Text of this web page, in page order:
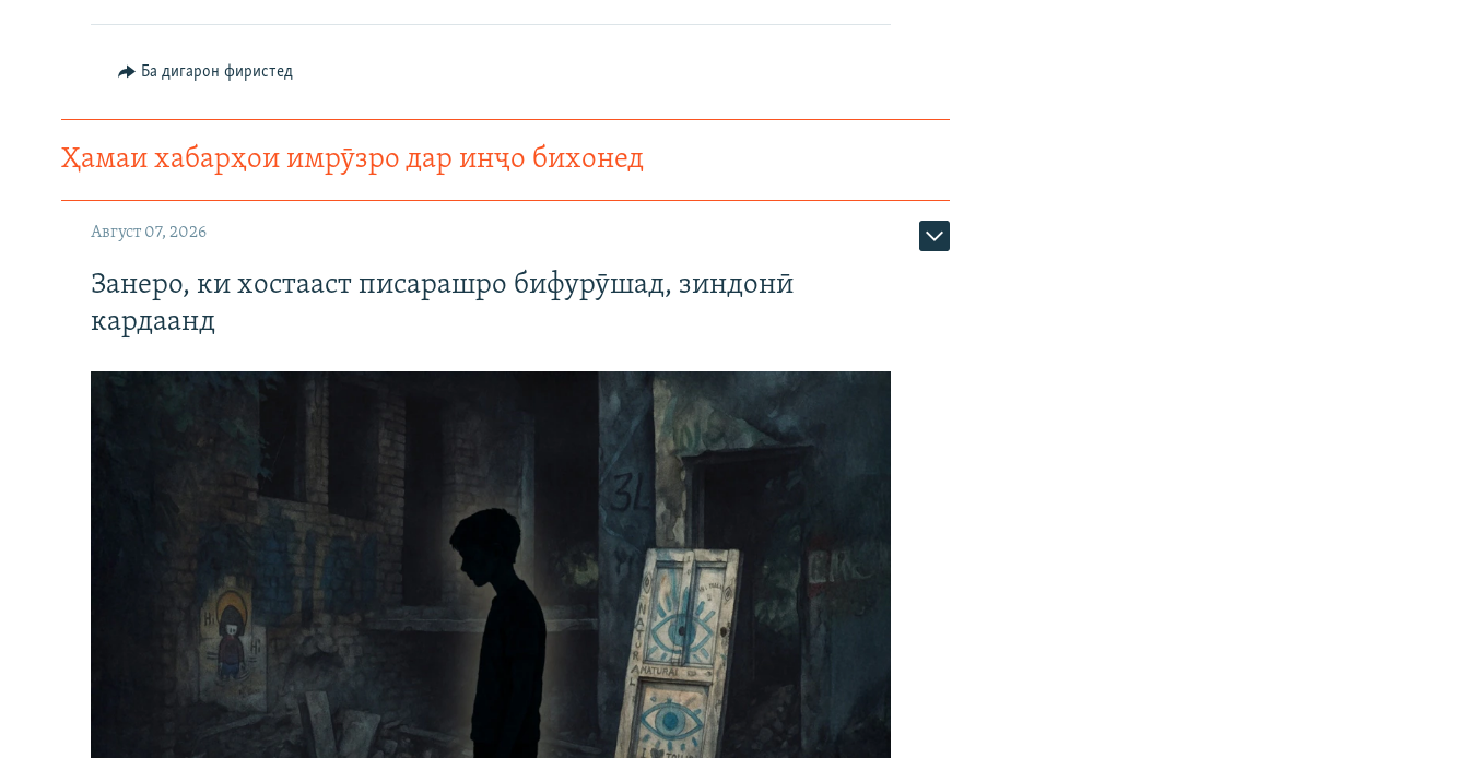
Ба дигарон фиристед
Ҳамаи хабарҳои имрӯзро дар инҷо бихонед
Август 07, 2026
Занеро, ки хостааст писарашро бифурӯшад, зиндонӣ
кардаанд